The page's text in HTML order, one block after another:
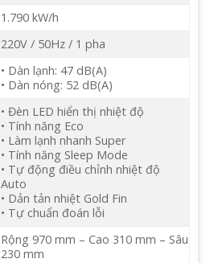
1.790 kW/h
220V / 50Hz / 1 pha
• Dàn lạnh: 47 dB(A)
• Dàn nóng: 52 dB(A)
• Đèn LED hiển thị nhiệt độ
• Tính năng Eco
• Làm lạnh nhanh Super
• Tính năng Sleep Mode
• Tự động điều chỉnh nhiệt độ
Auto
• Dản tản nhiệt Gold Fin
• Tự chuẩn đoán lỗi
Rộng 970 mm – Cao 310 mm – Sâu
230 mm